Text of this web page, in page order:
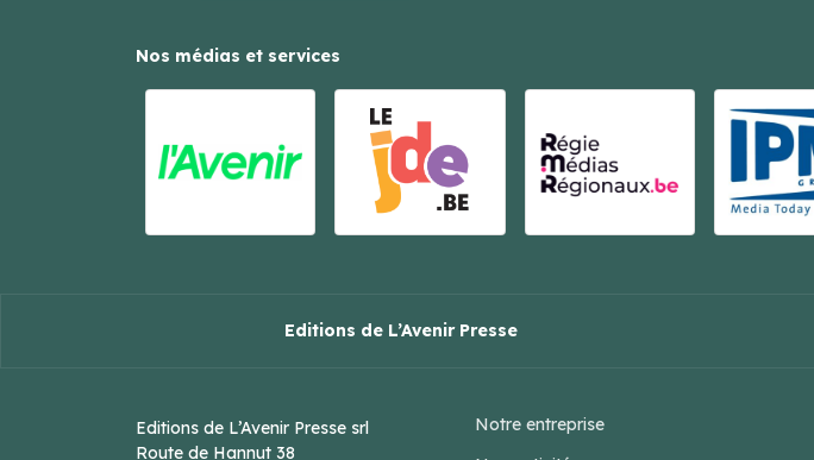
Nos médias et services
Editions de L’Avenir Presse
Editions de L’Avenir Presse srl
Route de Hannut 38
Notre entreprise